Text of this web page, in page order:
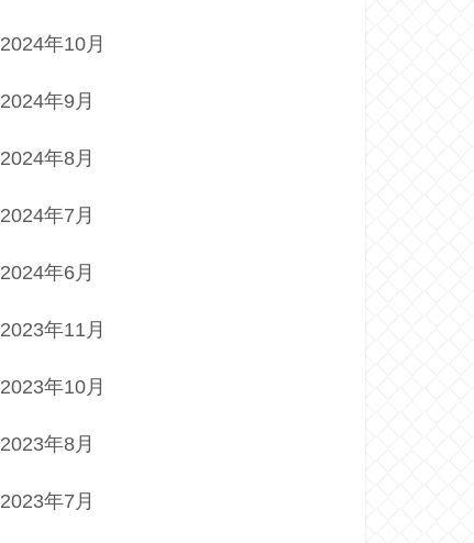
2024年10月
2024年9月
2024年8月
2024年7月
2024年6月
2023年11月
2023年10月
2023年8月
2023年7月